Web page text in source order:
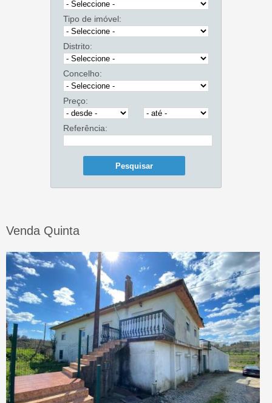
Tipo de imóvel:
Distrito:
Concelho:
Preço:
Referência:
Venda Quinta